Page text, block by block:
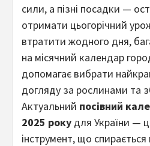
сили, а пізні посадки —
отримати цьогорічний
втратити жодного дня,
на місячний календар
допомагає вибрати
догляду за рослинами та
Актуальний посівний
2025 року для України —
інструмент, що спирається